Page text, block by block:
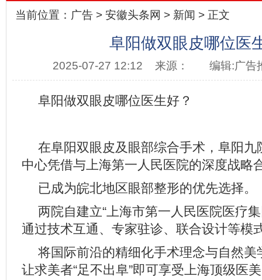
当前位置： 广告 > 安徽头条网 > 新闻 > 正文
阜阳做双眼皮哪位医
2025-07-27 12:12 来源： 编辑:广告
阜阳做双眼皮哪位医生好？
在阜阳双眼皮及眼部综合手术，阜阳九
中心凭借与上海第一人民医院的深度战略
已成为皖北地区眼部整形的优先选择。
两院自建立“上海市第一人民医院医疗
通过技术互通、专家驻诊、联合设计等模
将国际前沿的精细化手术理念与自然美
让求美者“足不出阜”即可享受上海顶级医